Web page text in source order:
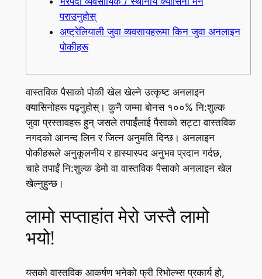
पराउनुहोस्
अष्ट्रेलियाली जुवा व्यवसायहरूमा किन जुवा अनलाइन
पोकीहरू
वास्तविक पैसाको पोकी खेल खेल्ने उत्कृष्ट अनलाइन
क्यासिनोहरू पढ्नुहोस्। कुनै जम्मा बोनस १००% नि:शुल्क
जुवा प्रस्तावहरू हुन् जसले तपाईंलाई पैसाको सट्टा वास्तविक
नगदको आनन्द लिन र जित्न अनुमति दिन्छ। अनलाइन
पोकीहरूले अनुकूलनीय र हास्यास्पद अनुभव प्रदान गर्दछ,
चाहे तपाईं नि:शुल्क डेमो वा वास्तविक पैसाको अनलाइन खेल
खेल्नुहुन्छ।
लामो सप्ताहांत मेरो जस्तै लामो
भयो!
यसको वास्तविक आकर्षण भनेको फ्री रिभोल्भ्स प्रकार्य हो,